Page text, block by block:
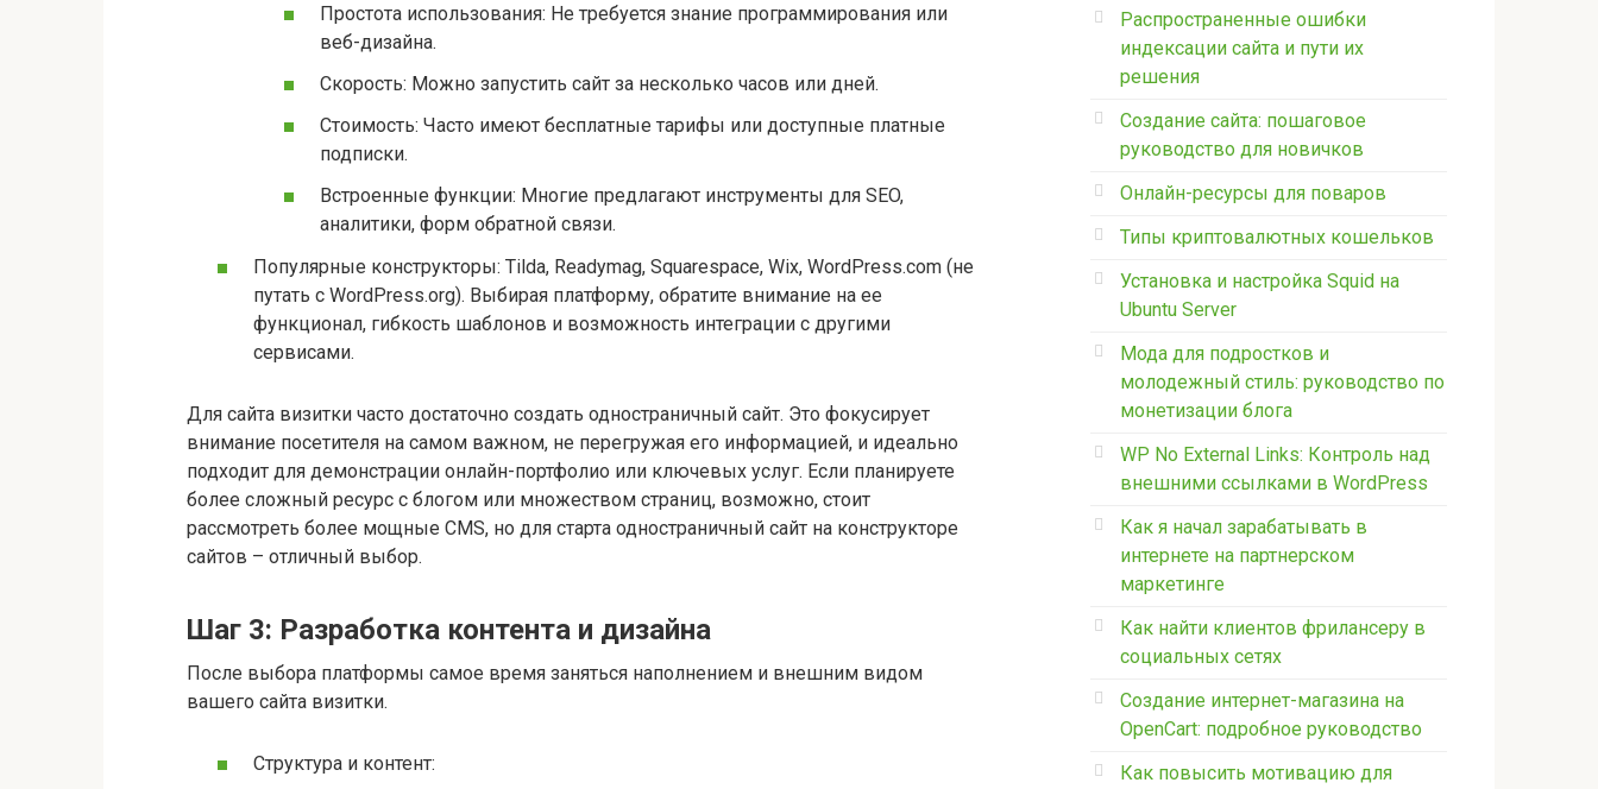
Простота использования: Не требуется знание программирования или
веб-дизайна.
Скорость: Можно запустить сайт за несколько часов или дней.
Стоимость: Часто имеют бесплатные тарифы или доступные платные
подписки.
Встроенные функции: Многие предлагают инструменты для SEO,
аналитики, форм обратной связи.
Популярные конструкторы: Tilda, Readymag, Squarespace, Wix, WordPress.com (не
путать с WordPress.org). Выбирая платформу, обратите внимание на ее
функционал, гибкость шаблонов и возможность интеграции с другими
сервисами.
Для сайта визитки часто достаточно создать одностраничный сайт. Это фокусирует
внимание посетителя на самом важном, не перегружая его информацией, и идеально
подходит для демонстрации онлайн-портфолио или ключевых услуг. Если планируете
более сложный ресурс с блогом или множеством страниц, возможно, стоит
рассмотреть более мощные CMS, но для старта одностраничный сайт на конструкторе
сайтов – отличный выбор.
Шаг 3: Разработка контента и дизайна
После выбора платформы самое время заняться наполнением и внешним видом
вашего сайта визитки.
Структура и контент:
Распространенные ошибки
индексации сайта и пути их
решения
Создание сайта: пошаговое
руководство для новичков
Онлайн-ресурсы для поваров
Типы криптовалютных кошельков
Установка и настройка Squid на
Ubuntu Server
Мода для подростков и
молодежный стиль: руководство по
монетизации блога
WP No External Links: Контроль над
внешними ссылками в WordPress
Как я начал зарабатывать в
интернете на партнерском
маркетинге
Как найти клиентов фрилансеру в
социальных сетях
Создание интернет-магазина на
OpenCart: подробное руководство
Как повысить мотивацию для